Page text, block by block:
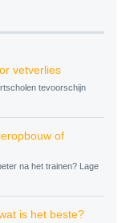
vetverlies
tevoorschijn
of
na het trainen? Lage
is het beste?